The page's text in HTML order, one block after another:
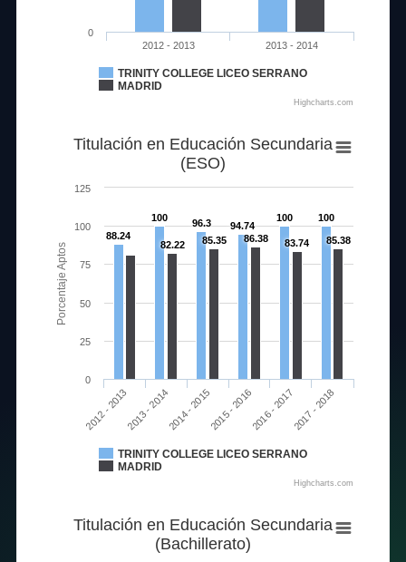
TRINITY COLLEGE LICEO SERRANO
MADRID
2012 - 2013 2013 - 2014
0
Highcharts.com
Porcentaje Aptos
Titulación en Educación Secundaria
(ESO)
88.24
100 96.3 94.74
100 100
82.22 85.35 86.38 83.74 85.38
TRINITY COLLEGE LICEO SERRANO
MADRID
2012 - 20132013 - 20142014 - 20152015 - 20162016 - 20172017 - 2018
0
25
50
75
100
125
Highcharts.com
Titulación en Educación Secundaria
(Bachillerato)